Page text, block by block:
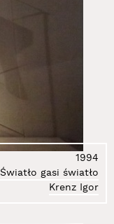
1994
Światło gasi światło
Krenz Igor